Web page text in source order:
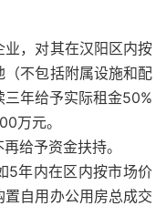
业，对其在汉阳区内按
不包括附属设施和配
年给予实际租金50%
万元。
给予资金扶持。
5年内在区内按市场价
自用办公用房总成交